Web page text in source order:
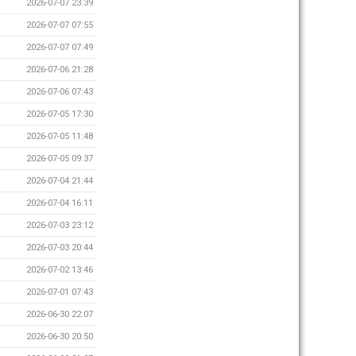
2026-07-07 23:39
2026-07-07 07:55
2026-07-07 07:49
2026-07-06 21:28
2026-07-06 07:43
2026-07-05 17:30
2026-07-05 11:48
2026-07-05 09:37
2026-07-04 21:44
2026-07-04 16:11
2026-07-03 23:12
2026-07-03 20:44
2026-07-02 13:46
2026-07-01 07:43
2026-06-30 22:07
2026-06-30 20:50